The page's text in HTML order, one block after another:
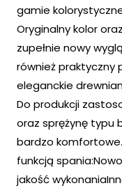
gamie
Oryginalny kolor
zupełnie nowy
również praktyczny
eleganckie
Do produkcji
oraz sprężynę typu
bardzo
funkcją
jakość